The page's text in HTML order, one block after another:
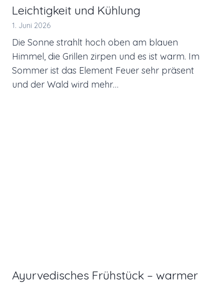
Leichtigkeit und Kühlung
1. Juni 2026
Die Sonne strahlt hoch oben am blauen
Himmel, die Grillen zirpen und es ist warm. Im
Sommer ist das Element Feuer sehr präsent
und der Wald wird mehr…
Ayurvedisches Frühstück – warmer